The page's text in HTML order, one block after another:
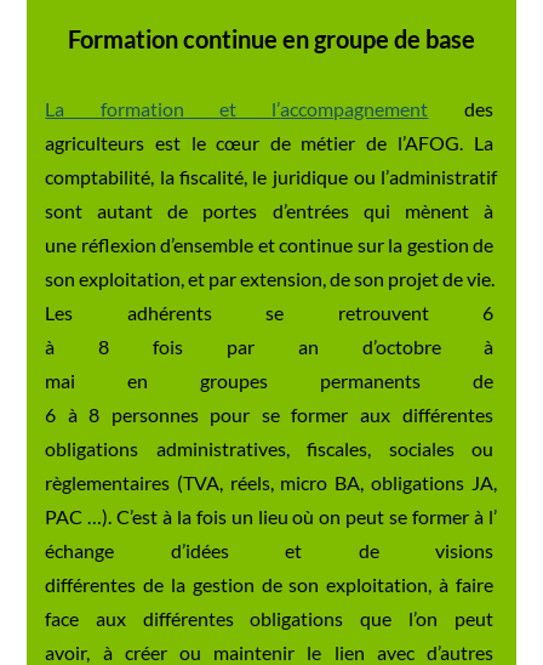
Formation continue en groupe de base
La formation et l’accompagnement des
agriculteurs est le cœur de métier de l’AFOG. La
comptabilité, la fiscalité, le juridique ou l’administratif
sont autant de portes d’entrées qui mènent à
une réflexion d’ensemble etcontinue sur la gestion de
son exploitation, et parextension, de son projet devie.
Les adhérents se retrouvent 6
à 8 fois par an d’octobre à
mai en groupes permanents de
6 à 8 personnes pour seformer aux différentes
obligations administratives,fiscales, sociales ou
règlementaires (TVA, réels, micro BA, obligations JA,
PAC …). C’est à la fois un lieuoù on peut se former à l’
échange d’idées et de visions
différentes de la gestion deson exploitation, à faire
face aux différentesobligations que l’on peut
avoir, à créer ou maintenir le lien avec d’autres